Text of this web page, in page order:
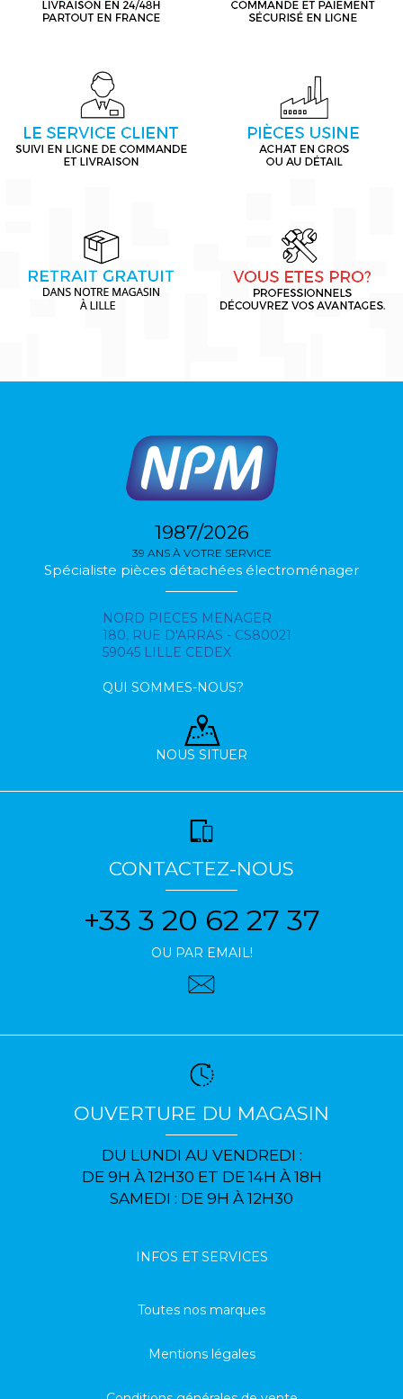
1987/2026
39 ANS À VOTRE SERVICE
Spécialiste pièces détachées électroménager
NORD PIECES MENAGER
180, RUE D'ARRAS - CS80021
59045 LILLE CEDEX
QUI SOMMES-NOUS?
NOUS SITUER
CONTACTEZ-NOUS
+33 3 20 62 27 37
OU PAR EMAIL!
OUVERTURE DU MAGASIN
DU LUNDI AU VENDREDI :
DE 9H À 12H30 ET DE 14H À 18H
SAMEDI : DE 9H À 12H30
INFOS ET SERVICES
Toutes nos marques
Mentions légales